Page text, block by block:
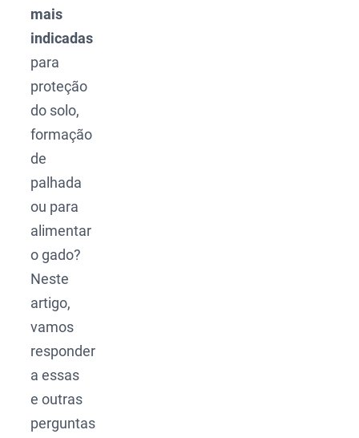
mais
indicadas
para
proteção
do solo,
formação
de
palhada
ou para
alimentar
o gado?
Neste
artigo,
vamos
responder
a essas
e outras
perguntas